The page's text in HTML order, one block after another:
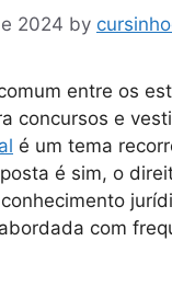
2024 by
entre os
concursos e
é um tema
é sim, o
com